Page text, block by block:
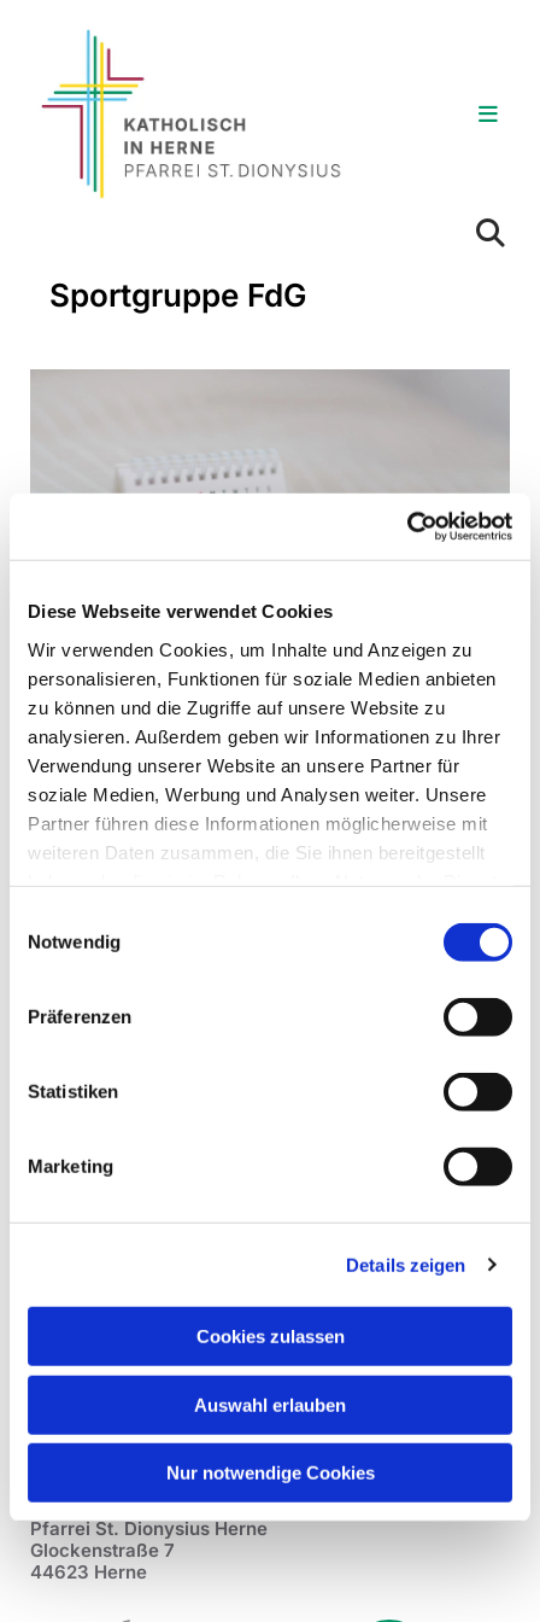
Diese Webseite verwendet Cookies
Wir verwenden Cookies, um Inhalte und Anzeigen zu
personalisieren, Funktionen für soziale Medien anbieten
zu können und die Zugriffe auf unsere Website zu
analysieren. Außerdem geben wir Informationen zu Ihrer
Verwendung unserer Website an unsere Partner für
soziale Medien, Werbung und Analysen weiter. Unsere
Partner führen diese Informationen möglicherweise mit
weiteren Daten zusammen, die Sie ihnen bereitgestellt
Notwendig
Präferenzen
Statistiken
Marketing
Details zeigen
Cookies zulassen
Auswahl erlauben
Nur notwendige Cookies
Sportgruppe FdG
Dienstag, 5. Januar 2027, 10:00
Uhr
St. Joseph Gemeindehaus,
Roonstr. 74, 44628 Herne
Pfarrei St. Dionysius Herne
Glockenstraße 7
44623 Herne